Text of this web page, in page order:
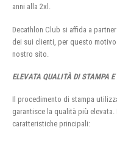
anni alla 2xl.
Decathlon Club si affida a
dei sui clienti, per questo
nostro sito.
ELEVATA QUALITÀ DI STAMPA
Il procedimento di stampa
garantisce la qualità più elevata.
caratteristiche principali: